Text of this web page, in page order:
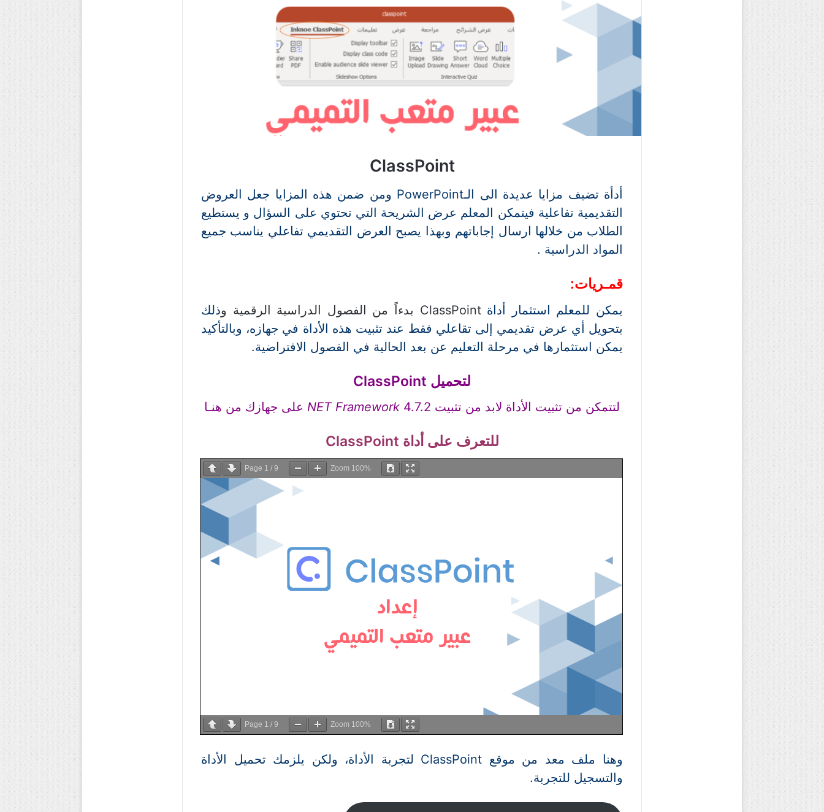
ClassPoint
أدأة تضيف مزايا عديدة الى الـPowerPoint ومن ضمن هذه المزايا جعل العروض
التقديمية تفاعلية فيتمكن المعلم عرض الشريحة التي تحتوي على السؤال و يستطيع
الطلاب من خلالها ارسال إجاباتهم وبهذا يصبح العرض التقديمي تفاعلي يناسب جميع
المواد الدراسية .
قمـريات:
يمكن للمعلم استثمار أداةClassPoint بدءاً من الفصول الدراسية الرقمية و
ذلك
بتحويل أي عرض تقديمي إلى تقاعلي فقط عند تثبيت هذه الأداة في جهازه، وبالتأكيد
يمكن استثمارها في مرحلة التعليم عن بعد الحالية في الفصول الافتراضية.
لتحميل ClassPoint
لتتمكن من تثبيت الأداة لابد من تثبيت NET Framework 4.7.2 على جهازك من هنـا
للتعرف على أداة ClassPoint
Page 1 / 9 Zoom 100%
Page 1 / 9 Zoom 100%
وهنا ملف معد من موقع ClassPoint لتجربة الأداة، ولكن يلزمك تحميل الأداة
والتسجيل للتجربة.